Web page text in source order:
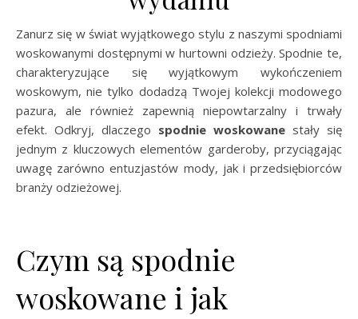
Zanurz się w świat wyjątkowego stylu z naszymi spodniami
woskowanymi dostępnymi w hurtowni odzieży. Spodnie te,
charakteryzujące się wyjątkowym wykończeniem
woskowym, nie tylko dodadzą Twojej kolekcji modowego
pazura, ale również zapewnią niepowtarzalny i trwały
efekt. Odkryj, dlaczego spodnie woskowane stały się
jednym z kluczowych elementów garderoby, przyciągając
uwagę zarówno entuzjastów mody, jak i przedsiębiorców
branży odzieżowej.
Czym są spodnie
woskowane i jak